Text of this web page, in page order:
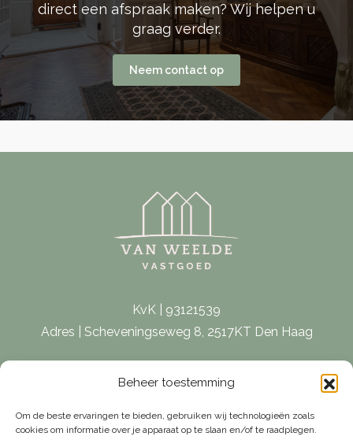
Beheer toestemming
Om de beste ervaringen te bieden, gebruiken wij technologieën zoals
cookies om informatie over je apparaat op te slaan en/of te raadplegen.
direct een afspraak maken? Wij helpen u
graag verder.
Neem contact op
KvK | 93121539
Adres | Scheveningseweg 8, 2517KT Den Haag
E-mail |[email protected]